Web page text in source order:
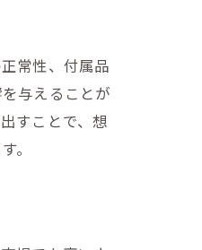
常性、付属品
与えることが
すことで、想
。